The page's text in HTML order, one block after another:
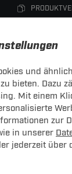
und
bieten. Dazu
Mit einem
zur
in unserer
jederzeit über